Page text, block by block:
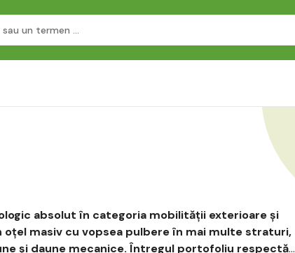
absolut în categoria mobilității exterioare și
masiv cu vopsea pulbere în mai multe straturi,
și daune mecanice. Întregul portofoliu respectă